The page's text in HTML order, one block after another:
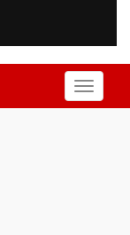
Toggle